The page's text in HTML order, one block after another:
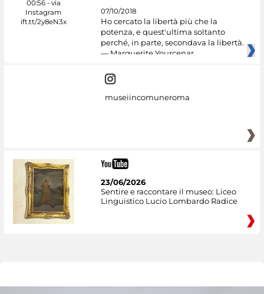
07/10/2018
Ho cercato la libertà più che la
potenza, e quest'ultima soltanto
perché, in parte, secondava la libertà.
— Marguerite Yourcenar
museiincomuneroma
23/06/2026
Sentire e raccontare il museo: Liceo
Linguistico Lucio Lombardo Radice